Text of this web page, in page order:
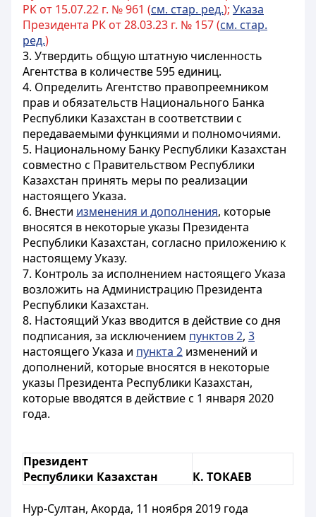
РК от 15.07.22 г. № 961 (см. стар. ред.); Указа
Президента РК от 28.03.23 г. № 157 (см. стар.
ред.)
3. Утвердить общую штатную численность
Агентства в количестве 595 единиц.
4. Определить Агентство правопреемником
прав и обязательств Национального Банка
Республики Казахстан в соответствии с
передаваемыми функциями и полномочиями.
5. Национальному Банку Республики Казахстан
совместно с Правительством Республики
Казахстан принять меры по реализации
настоящего Указа.
6. Внести изменения и дополнения, которые
вносятся в некоторые указы Президента
Республики Казахстан, согласно приложению к
настоящему Указу.
7. Контроль за исполнением настоящего Указа
возложить на Администрацию Президента
Республики Казахстан.
8. Настоящий Указ вводится в действие со дня
подписания, за исключением пунктов 2, 3
настоящего Указа и пункта 2 изменений и
дополнений, которые вносятся в некоторые
указы Президента Республики Казахстан,
которые вводятся в действие с 1 января 2020
года.
Президент
Республики Казахстан
К. ТОКАЕВ
Нур-Султан, Акорда, 11 ноября 2019 года